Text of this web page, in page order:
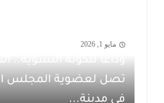
مايو 1, 2026
وداعاً للكوتة النسوية..
تصل لعضوية المجلس
في مدينة...